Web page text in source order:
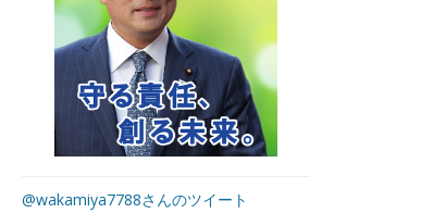
@wakamiya7788さんのツイート